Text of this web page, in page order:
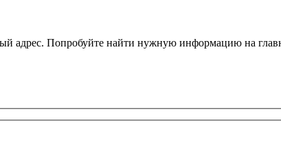
адрес. Попробуйте найти нужную информацию на